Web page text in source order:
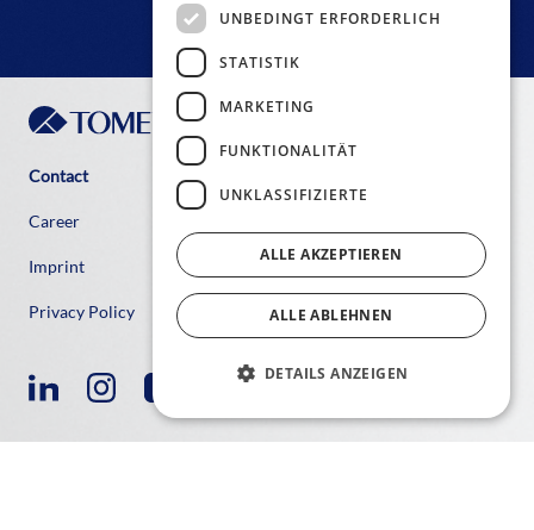
Contact
Career
Imprint
Privacy Policy
UNBEDINGT ERFORDERLICH
STATISTIK
MARKETING
FUNKTIONALITÄT
UNKLASSIFIZIERTE
ALLE AKZEPTIEREN
ALLE ABLEHNEN
DETAILS ANZEIGEN